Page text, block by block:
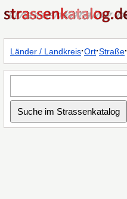
Länder / Landkreis·Ort·Straße·